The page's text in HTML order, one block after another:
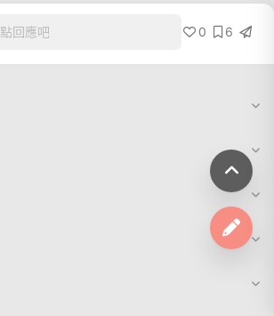
回應吧 0 6